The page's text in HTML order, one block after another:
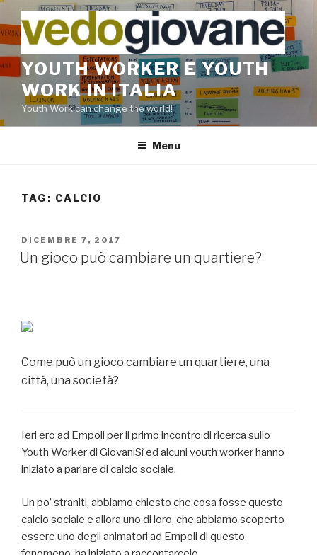
Salta
al
contenuto
YOUTH WORKER E YOUTH
WORK IN ITALIA
Youth Work can change the world!
Menu
TAG: CALCIO
PUBBLICATO
IL
DICEMBRE 7, 2017
Un gioco può cambiare un quartiere?
Come può un gioco cambiare un quartiere, una
città, una società?
Ieri ero ad Empoli per il primo incontro di ricerca sullo
Youth Worker di GiovaniSì ed alcuni youth worker hanno
iniziato a parlare di calcio sociale.
Un po’ straniti, abbiamo chiesto che cosa fosse questo
calcio sociale e allora uno di loro, che abbiamo scoperto
essere uno degli animatori ad Empoli di questo